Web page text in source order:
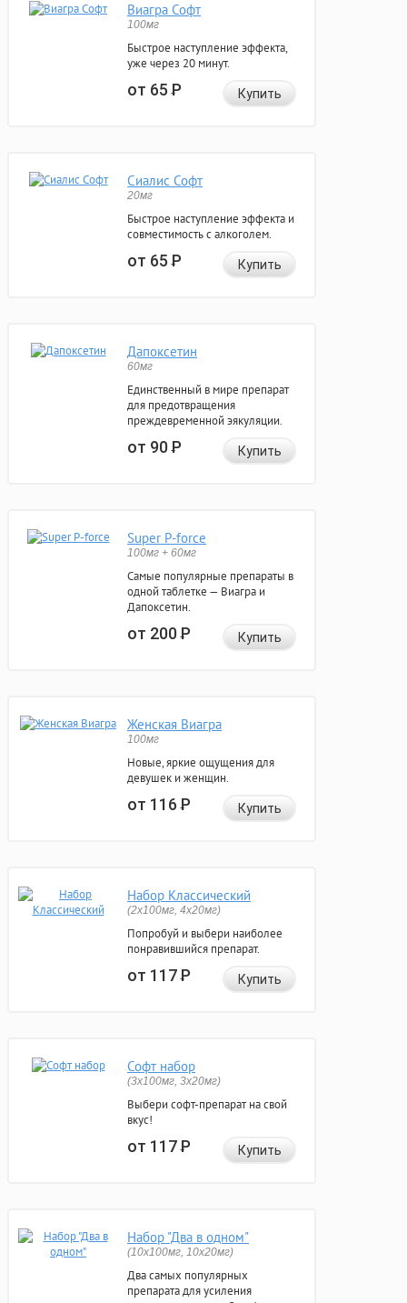
Виагра Софт
100мг
Быстрое наступление эффекта,
уже через 20 минут.
от 65Р Купить
Сиалис Софт
20мг
Быстрое наступление эффекта и
совместимость с алкоголем.
от 65Р Купить
Дапоксетин
60мг
Единственный в мире препарат
для предотвращения
преждевременной эякуляции.
от 90Р Купить
Super P-force
100мг + 60мг
Самые популярные препараты в
одной таблетке — Виагра и
Дапоксетин.
от 200Р Купить
Женская Виагра
100мг
Новые, яркие ощущения для
девушек и женщин.
от 116Р Купить
Набор Классический
(2x100мг, 4x20мг)
Попробуй и выбери наиболее
понравившийся препарат.
от 117Р Купить
Софт набор
(3x100мг, 3x20мг)
Выбери софт-препарат на свой
вкус!
от 117Р Купить
Набор "Два в одном"
(10x100мг, 10x20мг)
Два самых популярных
препарата для усиления